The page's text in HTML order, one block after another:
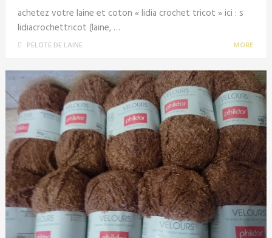
achetez votre laine et coton « lidia crochet tricot » ici : s
lidiacrochettricot (laine, …
PELOTE DE LAINE MORE